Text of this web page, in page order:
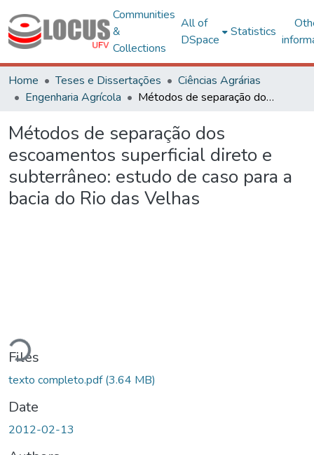
Communities
&
Collections
All of
DSpace
Statistics
Home Teses e Dissertações
Ciências Agrárias
Engenharia Agrícola
Métodos de separação dos escoamentos superficial direto e subterrâneo: estudo de caso para a bacia do Rio das Velhas
Métodos de separação dos
escoamentos superficial direto e
subterrâneo: estudo de caso para a
bacia do Rio das Velhas
Loading...
Files
texto completo.pdf(3.64 MB)
Date
2012-02-13